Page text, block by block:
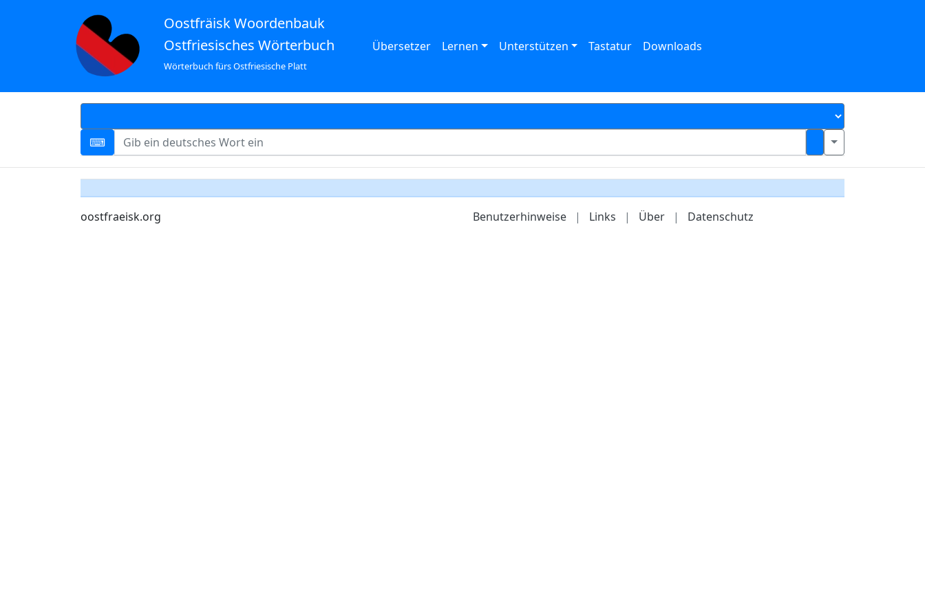
Oostfräisk Woordenbauk
Ostfriesisches Wörterbuch
Wörterbuch fürs Ostfriesische Platt
Übersetzer Lernen Unterstützen Tastatur Downloads
oostfraeisk.org Benutzerhinweise | Links | Über | Datenschutz